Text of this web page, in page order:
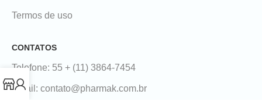
Termos de uso
CONTATOS
Telefone: 55 + (11) 3864-7454
Email: contato@pharmak.com.br